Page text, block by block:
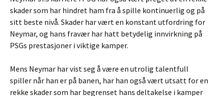
skader som har hindret ham fra å spille kontinuerlig og på
sitt beste nivå. Skader har vært en konstant utfordring for
Neymar, og hans fravær har hatt betydelig innvirkning på
PSGs prestasjoner i viktige kamper.
Mens Neymar har vist seg å være en utrolig talentfull
spiller når han er på banen, har han også vært utsatt for en
rekke skader som har begrenset hans deltakelse i kamper